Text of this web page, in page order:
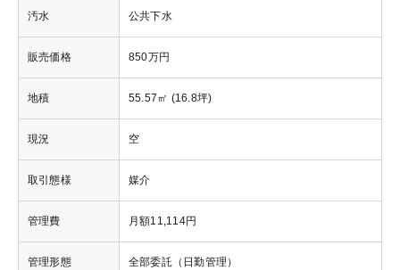
汚水 公共下水
販売価格 850万円
地積 55.57㎡ (16.8坪)
現況 空
取引態様 媒介
管理費 月額11,114円
管理形態 全部委託（日勤管理）